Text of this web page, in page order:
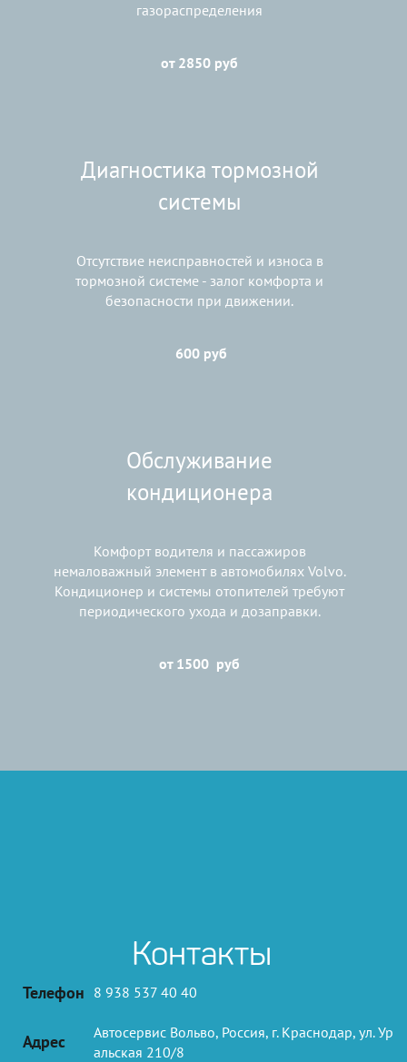
газораспределения
от 2850 руб
Диагностика тормозной
системы
Отсутствие неисправностей и износа в
тормозной системе - залог комфорта и
безопасности при движении.
600 руб
Обслуживание
кондиционера
Комфорт водителя и пассажиров
немаловажный элемент в автомобилях Volvo.
Кондиционер и системы отопителей требуют
периодического ухода и дозаправки.
от 1500 руб
Контакты
Телефон 8 938 537 40 40
Адрес Автосервис Вольво, Россия, г. Краснодар, ул. Ур
альская 210/8